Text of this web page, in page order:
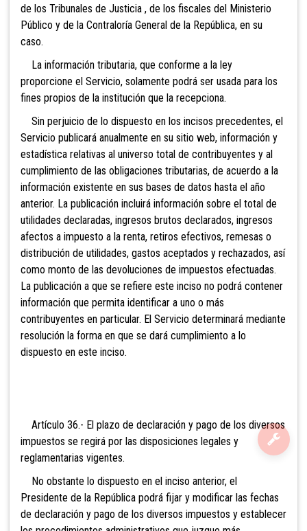
de los Tribunales de Justicia , de los fiscales del Ministerio
Público y de la Contraloría General de la República, en su
caso.
La información tributaria, que conforme a la ley
proporcione el Servicio, solamente podrá ser usada para los
fines propios de la institución que la recepciona.
Sin perjuicio de lo dispuesto en los incisos precedentes, el
Servicio publicará anualmente en su sitio web, información y
estadística relativas al universo total de contribuyentes y al
cumplimiento de las obligaciones tributarias, de acuerdo a la
información existente en sus bases de datos hasta el año
anterior. La publicación incluirá información sobre el total de
utilidades declaradas, ingresos brutos declarados, ingresos
afectos a impuesto a la renta, retiros efectivos, remesas o
distribución de utilidades, gastos aceptados y rechazados, así
como monto de las devoluciones de impuestos efectuadas.
La publicación a que se refiere este inciso no podrá contener
información que permita identificar a uno o más
contribuyentes en particular. El Servicio determinará mediante
resolución la forma en que se dará cumplimiento a lo
dispuesto en este inciso.
Artículo 36.- El plazo de declaración y pago de los diversos
impuestos se regirá por las disposiciones legales y
reglamentarias vigentes.
No obstante lo dispuesto en el inciso anterior, el
Presidente de la República podrá fijar y modificar las fechas
de declaración y pago de los diversos impuestos y establecer